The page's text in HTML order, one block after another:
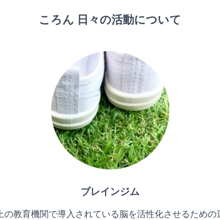
ころん 日々の活動について
ブレインジム
の教育機関で導入されている脳を活性化させるための